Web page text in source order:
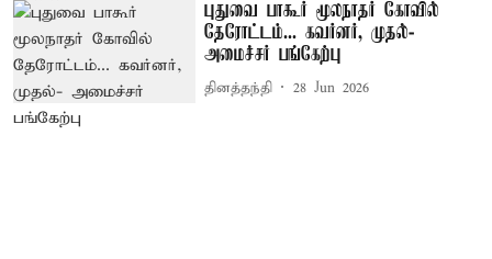
புதுவை பாகூர் மூலநாதர் கோவில்
தேரோட்டம்... கவர்னர், முதல்-
அமைச்சர் பங்கேற்பு
தினத்தந்தி 28 Jun 2026